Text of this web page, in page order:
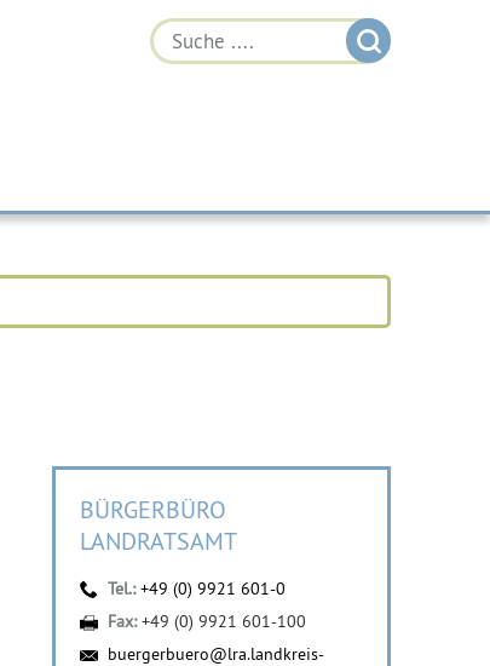
BÜRGERBÜRO
LANDRATSAMT
Tel.:+49 (0) 9921 601-0
Fax:+49 (0) 9921 601-100
buergerbuero@lra.landkreis-